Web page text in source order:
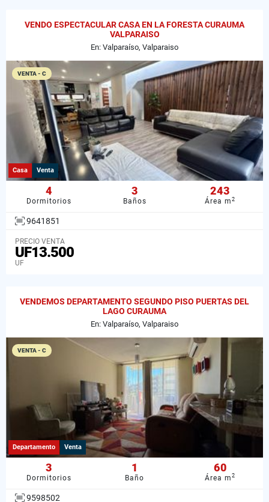
VENDO ESPECTACULAR CASA EN LA FORESTA CURAUMA
VALPARAISO
En: Valparaíso, Valparaiso
VENTA - C
Casa Venta
4
Dormitorios
3
Baños
243
Área m2
9641851
PRECIO VENTA
UF13.500
UF
VENDEMOS DEPARTAMENTO SEGUNDO PISO PUERTAS DEL
LAGO CURAUMA
En: Valparaíso, Valparaiso
VENTA - C
Departamento Venta
3
Dormitorios
1
Baño
60
Área m2
9598502